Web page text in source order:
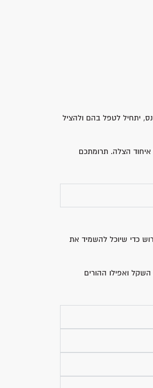
יתחיל לטפל בהם ולהציל
הצלה. תרומתכם
כדי שיוכל להשמיד את
ואפילו ההורים